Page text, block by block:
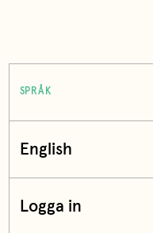
SPRÅK
English
Logga in